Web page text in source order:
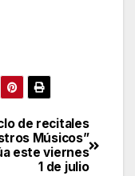
de recitales
Músicos”
este viernes
1 de julio